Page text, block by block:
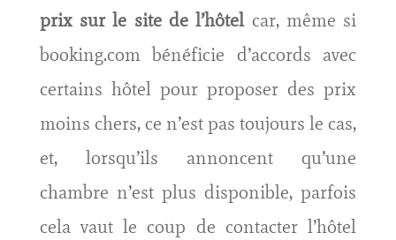
prix sur le site de l’hôtelcar, même si
booking.com bénéficie d’accords avec
certains hôtel pour proposer des prix
moins chers, ce n’est pas toujours le cas,
et, lorsqu’ils annoncent qu’une
chambre n’est plus disponible, parfois
cela vaut le coup de contacter l’hôtel